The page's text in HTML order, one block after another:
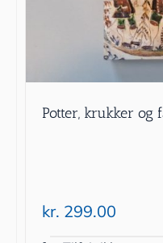
Potter, krukker og
kr. 299.00